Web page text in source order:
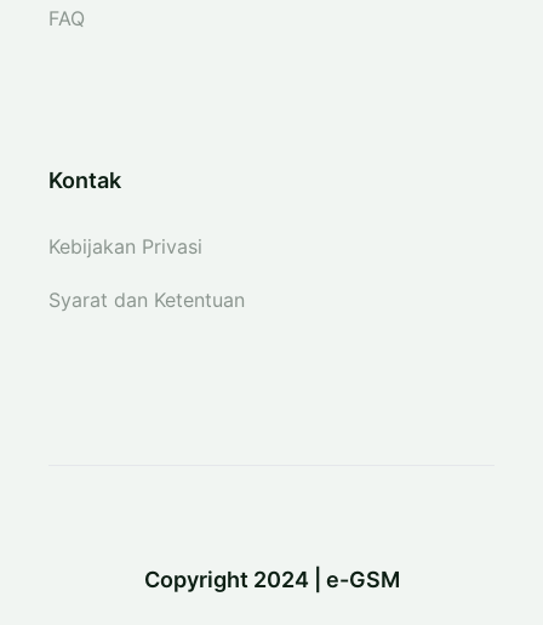
FAQ
Kontak
Kebijakan Privasi
Syarat dan Ketentuan
Copyright 2024 | e-GSM